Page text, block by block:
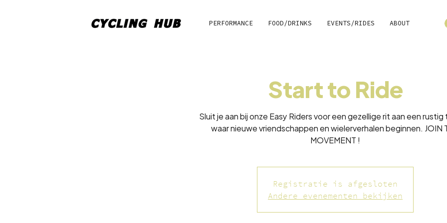
PERFORMANCE FOOD/DRINKS EVENTS/RIDES ABOUT
Start to Ride
Sluit je aan bij onze Easy Riders voor een gezellige rit aan een
waar nieuwe vriendschappen en wielerverhalen beginnen. JOIN
MOVEMENT !
Registratie is afgesloten
Andere evenementen bekijken